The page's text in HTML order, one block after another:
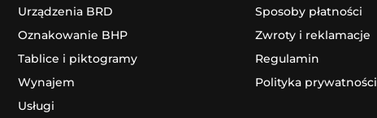
Urządzenia BRD
Oznakowanie BHP
Tablice i piktogramy
Wynajem
Usługi
Sposoby płatności
Zwroty i reklamacje
Regulamin
Polityka prywatności